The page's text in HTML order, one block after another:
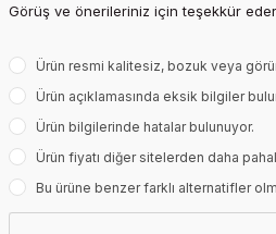
Görüş ve önerileriniz için teşekkür
Ürün resmi kalitesiz, bozuk veya
Ürün açıklamasında eksik bilgiler
Ürün bilgilerinde hatalar bulunuyor.
Ürün fiyatı diğer sitelerden daha
Bu ürüne benzer farklı alternatifler